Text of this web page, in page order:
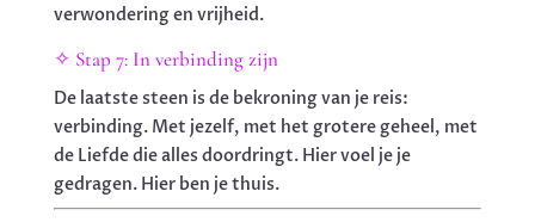
verwondering en vrijheid.
✧ Stap 7: In verbinding zijn
De laatste steen is de bekroning van je reis:
verbinding. Met jezelf, met het grotere geheel, met
de Liefde die alles doordringt. Hier voel je je
gedragen. Hier ben je thuis.